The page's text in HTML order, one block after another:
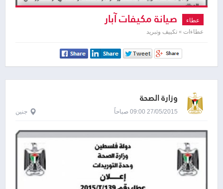
عطاء صيانة مكيفات آبار
عطاءات » تكييف وتبريد
وزارة الصحة
27/05/2015 09:00 صباحاً جنين